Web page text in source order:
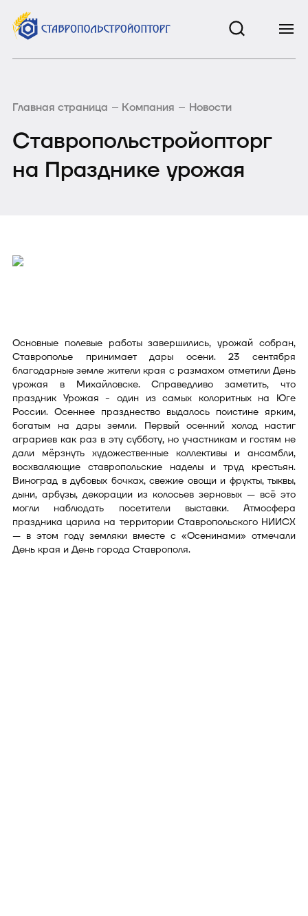
Главная страница Компания Новости
Ставропольстройопторг
на Празднике урожая
Основные полевые работы завершились, урожай собран,
Ставрополье принимает дары осени. 23 сентября
благодарные земле жители края с размахом отметили День
урожая в Михайловске. Справедливо заметить, что
праздник Урожая - один из самых колоритных на Юге
России. Осеннее празднество выдалось поистине ярким,
богатым на дары земли. Первый осенний холод настиг
аграриев как раз в эту субботу, но участникам и гостям не
дали мёрзнуть художественные коллективы и ансамбли,
восхваляющие ставропольские наделы и труд крестьян.
Виноград в дубовых бочках, свежие овощи и фрукты, тыквы,
дыни, арбузы, декорации из колосьев зерновых — всё это
могли наблюдать посетители выставки. Атмосфера
праздника царила на территории Ставропольского НИИСХ
— в этом году земляки вместе с «Осенинами» отмечали
День края и День города Ставрополя.